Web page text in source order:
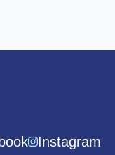
Instagram